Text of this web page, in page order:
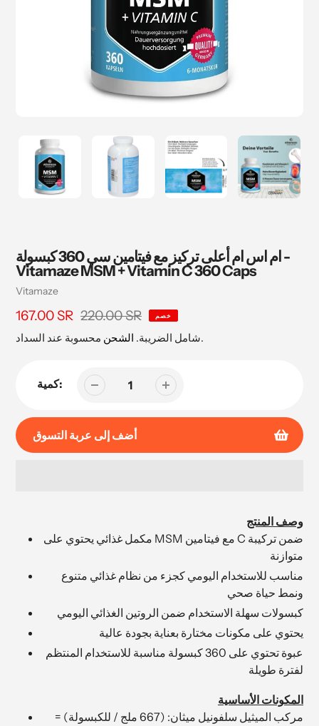
ام اس ام أعلى تركيز مع فيتامين سي 360 كبسولة -
Vitamaze MSM + Vitamin C 360 Caps
بائع
Vitamaze
سعر
البيع
167.00 SR
السعر 220.00 SR خصم
شامل الضريبة. الشحن محسوبة عند السداد.
كمية:
أضف إلى عربة التسوق
عربة
الخاصة
وصف المنتج
مكمل غذائي يحتوي على MSM مع فيتامين C ضمن تركيبة
متوازنة
مناسب للاستخدام اليومي كجزء من نظام غذائي متنوع
ونمط حياة صحي
كبسولات سهلة الاستخدام ضمن الروتين الغذائي اليومي
يحتوي على مكونات مختارة بعناية بجودة عالية
عبوة تحتوي على 360 كبسولة مناسبة للاستخدام المنتظم
لفترة طويلة
المكونات الأساسية
مركب الميثيل سلفونيل ميثان: (667 ملج / للكبسولة) =